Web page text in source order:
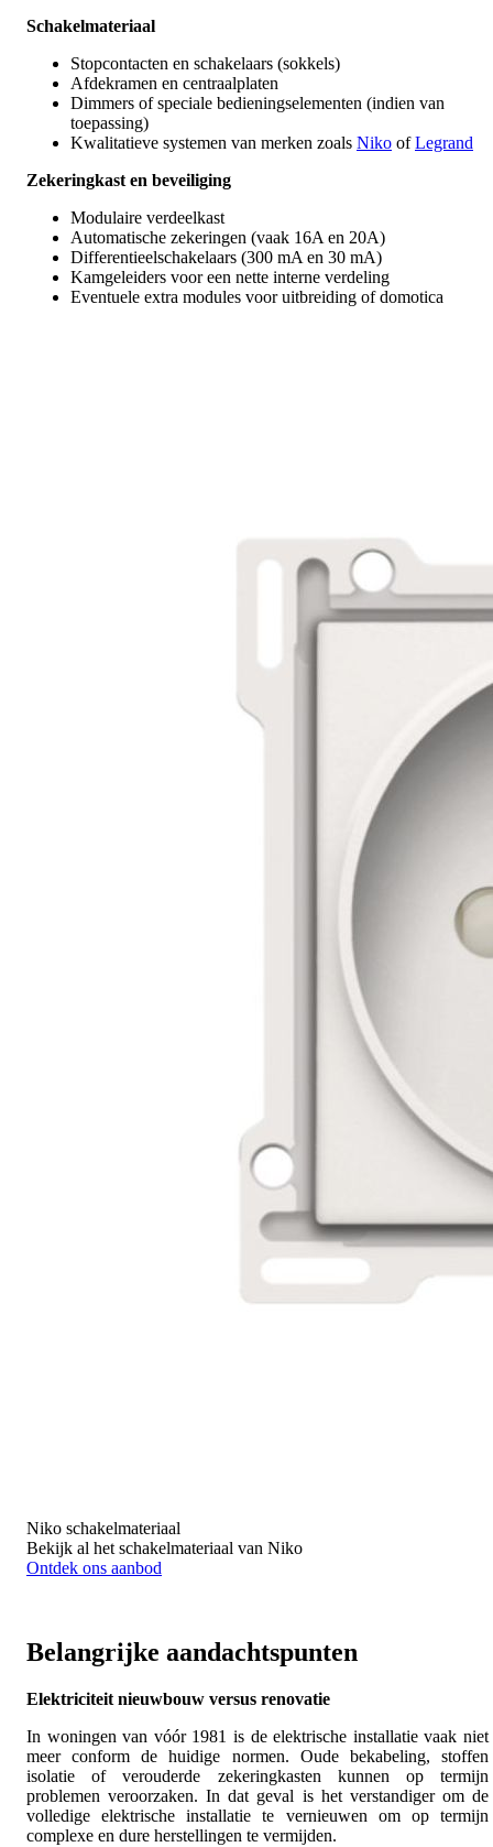
Schakelmateriaal
Stopcontacten en schakelaars (sokkels)
Afdekramen en centraalplaten
Dimmers of speciale bedieningselementen (indien van
toepassing)
Kwalitatieve systemen van merken zoals Niko ofLegrand
Zekeringkast en beveiliging
Modulaire verdeelkast
Automatische zekeringen (vaak 16A en 20A)
Differentieelschakelaars (300 mA en 30 mA)
Kamgeleiders voor een nette interne verdeling
Eventuele extra modules voor uitbreiding of domotica
Niko schakelmateriaal
Bekijk al het schakelmateriaal van Niko
Ontdek ons aanbod
Belangrijke aandachtspunten
Elektriciteit nieuwbouw versus renovatie
In woningen van vóór 1981 is de elektrische installatie vaak niet
meer conform de huidige normen. Oude bekabeling, stoffen
isolatie of verouderde zekeringkasten kunnen op termijn
problemen veroorzaken. In dat geval is het verstandiger om de
volledige elektrische installatie te vernieuwen om op termijn
complexe en dure herstellingen te vermijden.